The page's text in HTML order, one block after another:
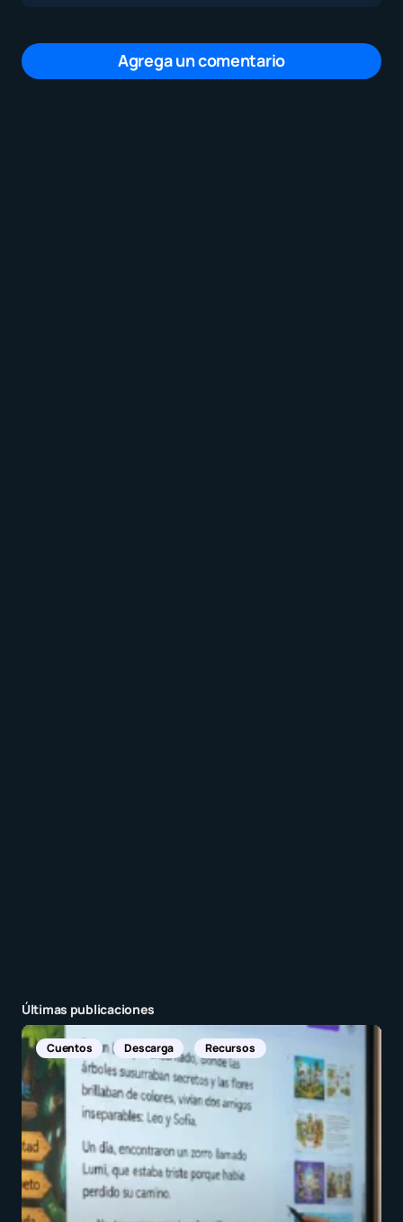
Agrega un comentario
Últimas publicaciones
Noticias Internacionales